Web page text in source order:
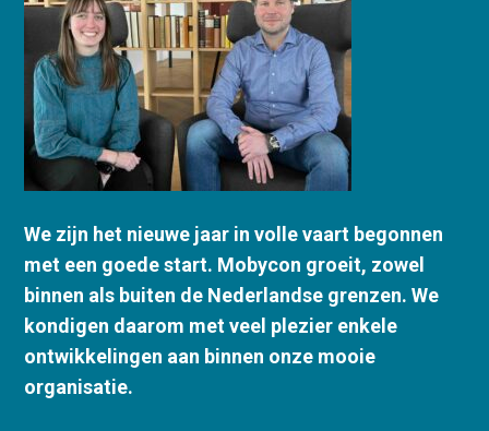
We zijn het nieuwe jaar in volle vaart begonnen
met een goede start. Mobycon groeit, zowel
binnen als buiten de Nederlandse grenzen. We
kondigen daarom met veel plezier enkele
ontwikkelingen aan binnen onze mooie
organisatie.